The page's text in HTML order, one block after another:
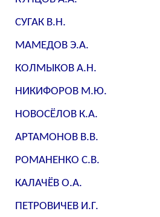
СУГАК В.Н.
МАМЕДОВ Э.А.
КОЛМЫКОВ А.Н.
НИКИФОРОВ М.Ю.
НОВОСЁЛОВ К.А.
АРТАМОНОВ В.В.
РОМАНЕНКО С.В.
КАЛАЧЁВ О.А.
ПЕТРОВИЧЕВ И.Г.